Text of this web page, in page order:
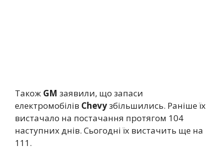
Також GM заявили, що запаси
електромобілів Chevyзбільшились. Раніше їх
вистачало на постачання протягом 104
наступних днів. Сьогодні їх вистачить ще на
111.